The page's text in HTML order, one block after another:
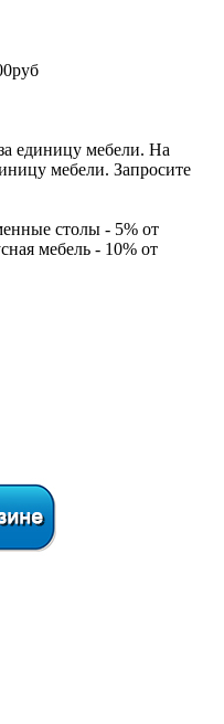
единицу мебели. На
мебели. Запросите
столы - 5% от
мебель - 10% от